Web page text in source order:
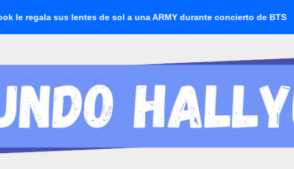
regala sus lentes de sol a una ARMY durante concierto de BTS